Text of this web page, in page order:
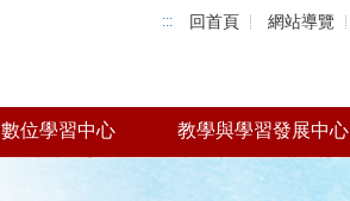
::: 回首頁 網站導覽
數位學習中心 教學與學習發展中心